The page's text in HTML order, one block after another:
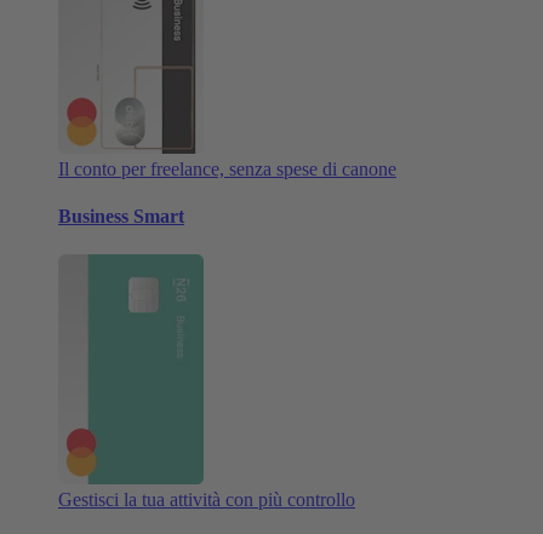
Il conto per freelance, senza spese di canone
Business Smart
Gestisci la tua attività con più controllo